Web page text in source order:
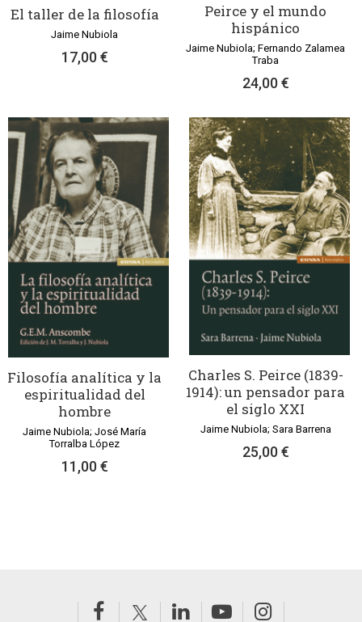
El taller de la filosofía
Jaime Nubiola
17,00 €
Peirce y el mundo
hispánico
Jaime Nubiola; Fernando Zalamea
Traba
24,00 €
Filosofía analítica y la
espiritualidad del
hombre
Jaime Nubiola; José María
Torralba López
11,00 €
Charles S. Peirce (1839-
1914): un pensador para
el siglo XXI
Jaime Nubiola; Sara Barrena
25,00 €